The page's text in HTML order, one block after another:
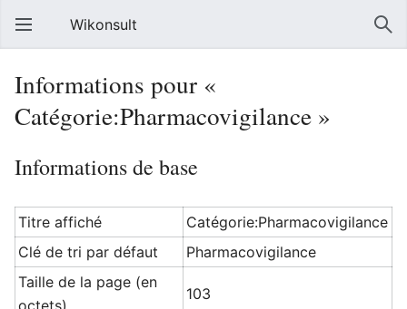
Wikonsult
Informations pour «
Catégorie:Pharmacovigilance »
Informations de base
Titre affiché
Catégorie:Pharmacovigilance
Clé de tri par défaut
Pharmacovigilance
Taille de la page (en
octets)
103